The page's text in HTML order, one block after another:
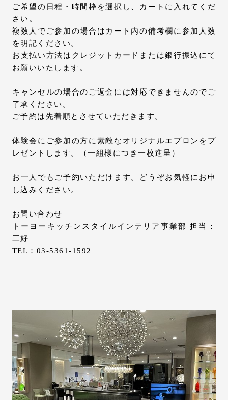
ご希望の日程・時間枠を選択し、カートに入れてくだ
さい。
複数人でご参加の場合はカート内の備考欄に参加人数
を明記ください。
お支払い方法はクレジットカードまたは銀行振込にて
お願いいたします。
キャンセルの場合のご返金には対応できませんのでご
了承ください。
ご予約は先着順とさせていただきます。
体験会にご参加の方に素敵なオリジナルエプロンをプ
レゼントします。（一組様につき一枚進呈）
お一人でもご予約いただけます。どうぞお気軽にお申
し込みください。
お問い合わせ
トーヨーキッチンスタイルインテリア事業部 担当：
三好
TEL：03-5361-1592